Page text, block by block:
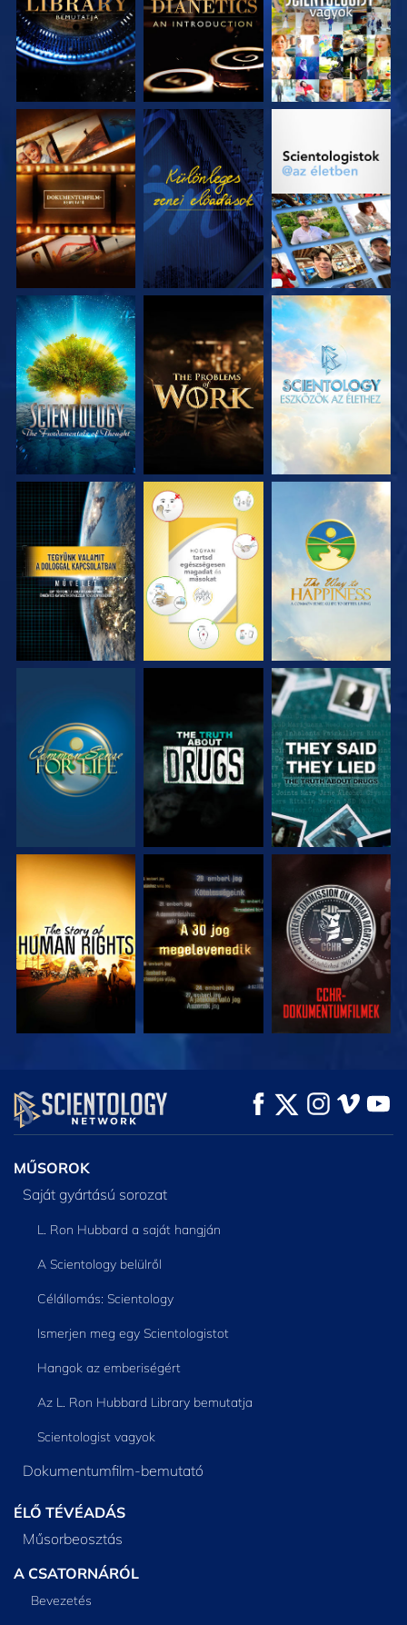
A SOROZAT
RÉSZEI
MŰSORNÉZÉS
A SOROZAT
A SOROZAT
RÉSZEI
A SOROZAT
RÉSZEI
A SOROZAT
RÉSZEI
MŰSORNÉZÉS MŰSORNÉZÉS MŰSORNÉZÉS
MŰSORNÉZÉS MŰSORNÉZÉS MŰSORNÉZÉS
MŰSORNÉZÉS MŰSORNÉZÉS MŰSORNÉZÉS
MŰSORNÉZÉS MŰSORNÉZÉS
A SOROZAT
RÉSZEI
MŰSOROK
Saját gyártású sorozat
L. Ron Hubbard a saját hangján
A Scientology belülről
Célállomás: Scientology
Ismerjen meg egy Scientologistot
Hangok az emberiségért
Az L. Ron Hubbard Library bemutatja
Scientologist vagyok
Dokumentumfilm-bemutató
ÉLŐ TÉVÉADÁS
Műsorbeosztás
A CSATORNÁRÓL
Bevezetés